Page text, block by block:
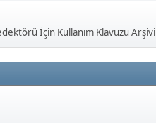
İçin Kullanım Klavuzu Arşivi